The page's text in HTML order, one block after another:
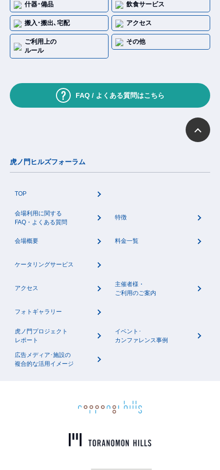
什器･備品 飲食サービス
搬入･搬出､宅配 アクセス
ご利用上の
ルール
その他
FAQ / よくある質問はこちら
虎ノ門ヒルズフォーラム
TOP
会場利用に関する
FAQ・よくある質問
特徴
会場概要 料金一覧
ケータリングサービス
アクセス
主催者様・
ご利用のご案内
フォトギャラリー
虎ノ門プロジェクト
レポート
イベント･
カンファレンス事例
広告メディア･施設の
複合的な活用イメージ